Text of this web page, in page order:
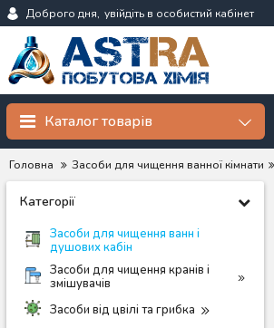
Доброго дня, увійдіть в особистий кабінет
Каталог товарів
Головна Засоби для чищення ванної кімнати
Категорії
Засоби для чищення ванн і
душових кабін
Засоби для чищення кранів і
змішувачів
Засоби від цвілі та грибка